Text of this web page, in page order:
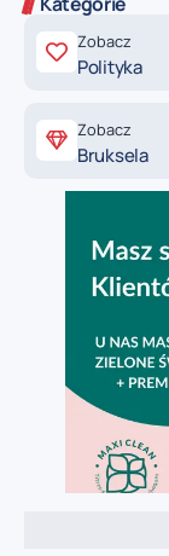
Zobacz
Polityka
Zobacz
Bruksela